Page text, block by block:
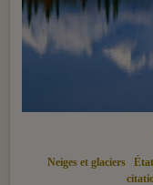
Neiges et glaciers